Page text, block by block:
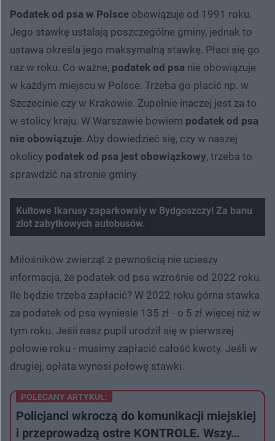
Podatek od psa w Polsce obowiązuje od 1991 roku.
Jego stawkę ustalają poszczególne gminy, jednak to
ustawa określa jego maksymalną stawkę. Płaci się go
raz w roku. Co ważne, podatek od psa nie obowiązuje
w każdym miejscu w Polsce. Trzeba go płacić np. w
Szczecinie czy w Krakowie. Zupełnie inaczej jest za to
w stolicy kraju. W Warszawie bowiem podatek od psa
nie obowiązuje. Aby dowiedzieć się, czy w naszej
okolicy podatek od psa jest obowiązkowy, trzeba to
sprawdzić na stronie gminy.
Kultowe Ikarusy zaparkowały w Bydgoszczy! Za banu
zlot zabytkowych autobusów.
Spróbuj ponownie
Miłośników zwierząt z pewnością nie ucieszy
informacja, że podatek od psa wzrośnie od 2022 roku.
Ile będzie trzeba zapłacić? W 2022 roku górna stawka
za podatek od psa wyniesie 135 zł - o 5 zł więcej niż w
tym roku. Jeśli nasz pupil urodził się w pierwszej
połowie roku - musimy zapłacić całość kwoty. Jeśli w
drugiej, opłata wynosi połowę stawki.
POLECANY ARTYKUŁ:
Policjanci wkroczą do komunikacji miejskiej
i przeprowadzą ostre KONTROLE. Wszy…